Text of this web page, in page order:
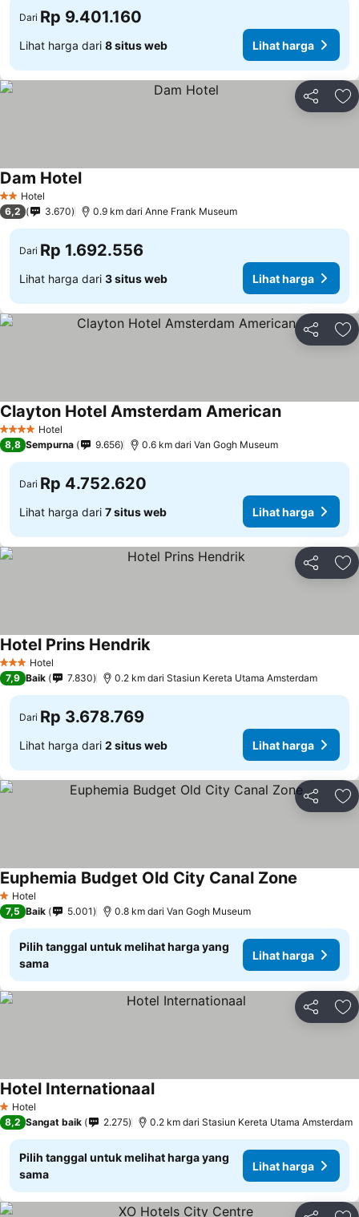
Dari Rp 9.401.160
Lihat harga dari 8 situs web Lihat harga
Bagikan
2 Bintang
Hotel
Dam Hotel
6,2 3.670 0.9 km dari Anne Frank Museum
Dari Rp 1.692.556
Lihat harga dari 3 situs web Lihat harga
Bagikan
4 BintangHotel
Clayton Hotel Amsterdam American
8,8 Sempurna 9.656 0.6 km dari Van Gogh Museum
Dari Rp 4.752.620
Lihat harga dari 7 situs web Lihat harga
Bagikan
3 BintangHotel
Hotel Prins Hendrik
7,9 Baik 7.830 0.2 km dari Stasiun Kereta Utama Amsterdam
Dari Rp 3.678.769
Lihat harga dari 2 situs web Lihat harga
Bagikan
1 Bintang
Hotel
Euphemia Budget Old City Canal Zone
7,5 Baik 5.001 0.8 km dari Van Gogh Museum
Pilih tanggal untuk melihat harga yang
sama
Lihat harga
Bagikan
1 Bintang
Hotel
Hotel Internationaal
8,2 Sangat baik 2.275 0.2 km dari Stasiun Kereta Utama Amsterdam
Pilih tanggal untuk melihat harga yang
sama
Lihat harga